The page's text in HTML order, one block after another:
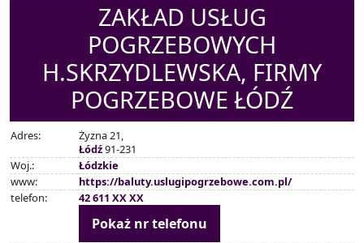
ZAKŁAD USŁUG
POGRZEBOWYCH
H.SKRZYDLEWSKA, FIRMY
POGRZEBOWE ŁÓDŹ
Adres:
Żyzna 21,
Łódź91-231
Woj.:
Łódzkie
www:
https://baluty.uslugipogrzebowe.com.pl/
telefon:
42 611 XX XX
Pokaż nr telefonu